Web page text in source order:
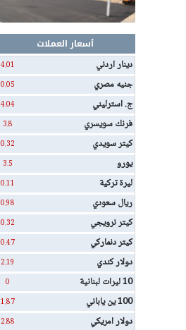
أسعار العملات
دينار اردني
4.01
جنيه مصري 0.05
ج. استرليني 4.04
فرنك سويسري 3.8
كيتر سويدي 0.32
يورو 3.5
ليرة تركية 0.11
ريال سعودي 0.98
كيتر نرويجي 0.32
كيتر دنماركي 0.47
دولار كندي 2.19
10 ليرات لبنانية 0
100 ين ياباني 1.87
دولار امريكي 2.88